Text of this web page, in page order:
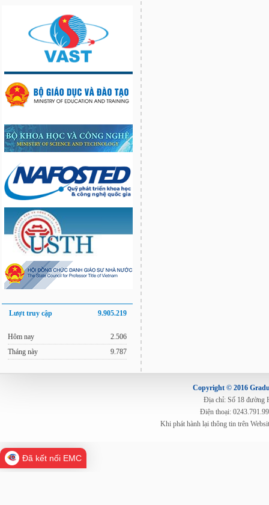
Lượt truy cập 9.905.219
Hôm nay
Tháng này
2.506
9.787
Copyright © 2016
Địa chỉ: Số 18 đường
Điện thoại:
Khi phát hành lại thông tin trên
Đã kết nối EMC